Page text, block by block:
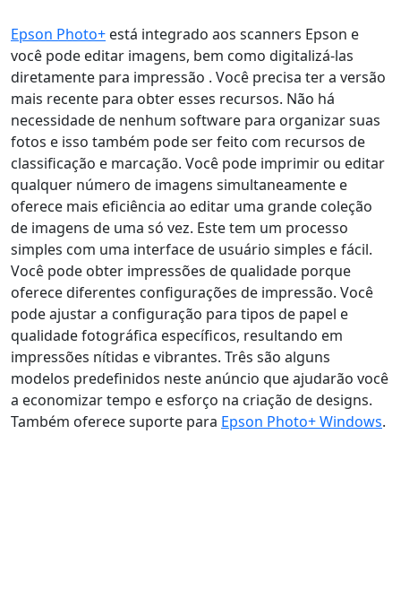
Epson Photo+ está integrado aos scanners Epson e
você pode editar imagens, bem como digitalizá-las
diretamente para impressão . Você precisa ter a versão
mais recente para obter esses recursos. Não há
necessidade de nenhum software para organizar suas
fotos e isso também pode ser feito com recursos de
classificação e marcação. Você pode imprimir ou editar
qualquer número de imagens simultaneamente e
oferece mais eficiência ao editar uma grande coleção
de imagens de uma só vez. Este tem um processo
simples com uma interface de usuário simples e fácil.
Você pode obter impressões de qualidade porque
oferece diferentes configurações de impressão. Você
pode ajustar a configuração para tipos de papel e
qualidade fotográfica específicos, resultando em
impressões nítidas e vibrantes. Três são alguns
modelos predefinidos neste anúncio que ajudarão você
a economizar tempo e esforço na criação de designs.
Também oferece suporte para Epson Photo+ Windows.